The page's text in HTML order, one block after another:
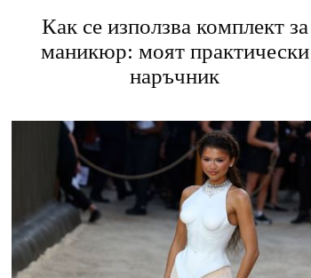
Как се използва комплект за
маникюр: моят практически
наръчник